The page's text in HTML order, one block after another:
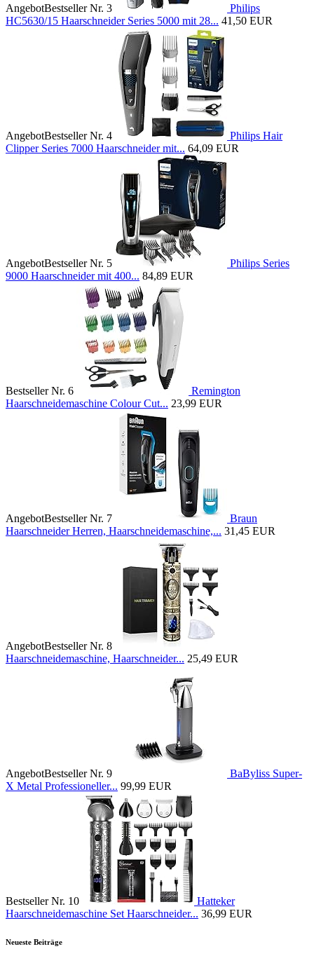
AngebotBestseller Nr. 3
Philips
HC5630/15 Haarschneider Series 5000 mit 28... 41,50 EUR
AngebotBestseller Nr. 4
Philips Hair
Clipper Series 7000 Haarschneider mit... 64,09 EUR
AngebotBestseller Nr. 5
Philips Series
9000 Haarschneider mit 400... 84,89 EUR
Bestseller Nr. 6
Remington
Haarschneidemaschine Colour Cut... 23,99 EUR
AngebotBestseller Nr. 7
Braun
Haarschneider Herren, Haarschneidemaschine,... 31,45 EUR
AngebotBestseller Nr. 8
Haarschneidemaschine, Haarschneider... 25,49 EUR
AngebotBestseller Nr. 9
BaByliss Super-
X Metal Professioneller... 99,99 EUR
Bestseller Nr. 10
Hatteker
Haarschneidemaschine Set Haarschneider... 36,99 EUR
Neueste Beiträge